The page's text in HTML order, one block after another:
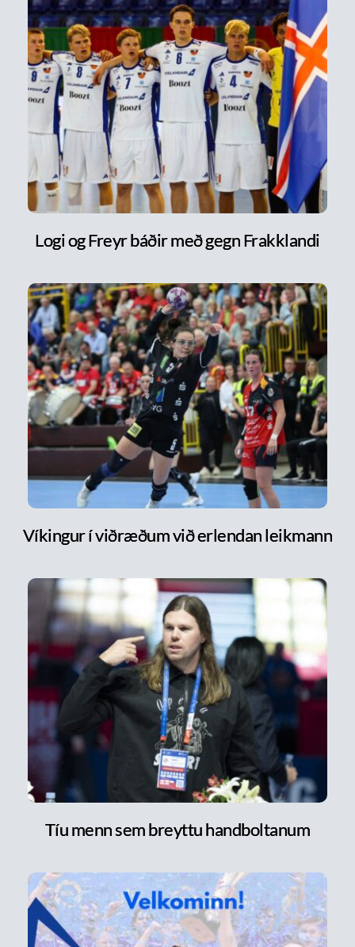
Logi og Freyr báðir með gegn Frakklandi
Víkingur í viðræðum við erlendan leikmann
Tíu menn sem breyttu handboltanum